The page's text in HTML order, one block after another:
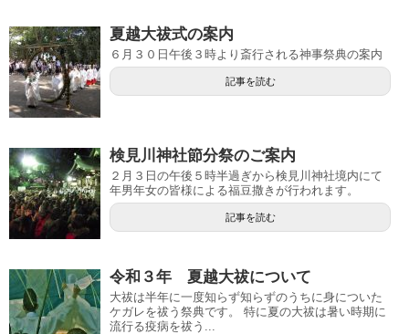
夏越大祓式の案内
６月３０日午後３時より斎行される神事祭典の案内
記事を読む
検見川神社節分祭のご案内
２月３日の午後５時半過ぎから検見川神社境内にて
年男年女の皆様による福豆撒きが行われます。
記事を読む
令和３年 夏越大祓について
大祓は半年に一度知らず知らずのうちに身についた
ケガレを祓う祭典です。 特に夏の大祓は暑い時期に
流行る疫病を祓う...